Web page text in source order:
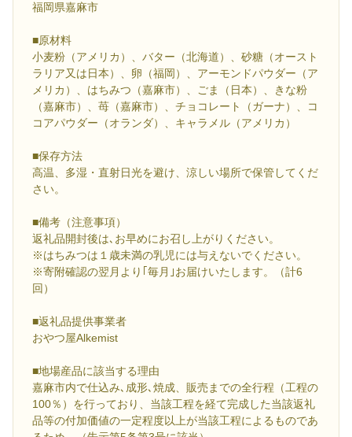
福岡県嘉麻市
■原材料
小麦粉（アメリカ）、バター（北海道）、砂糖（オースト
ラリア又は日本）、卵（福岡）、アーモンドパウダー（ア
メリカ）、はちみつ（嘉麻市）、ごま（日本）、きな粉
（嘉麻市）、苺（嘉麻市）、チョコレート（ガーナ）、コ
コアパウダー（オランダ）、キャラメル（アメリカ）
■保存方法
高温、多湿・直射日光を避け、涼しい場所で保管してくだ
さい。
■備考（注意事項）
返礼品開封後は､お早めにお召し上がりください。
※はちみつは１歳未満の乳児には与えないでください。
※寄附確認の翌月より｢毎月｣お届けいたします。（計6
回）
■返礼品提供事業者
おやつ屋Alkemist
■地場産品に該当する理由
嘉麻市内で仕込み､成形､焼成、販売までの全行程（工程の
100％）を行っており、当該工程を経て完成した当該返礼
品等の付加価値の一定程度以上が当該工程によるものであ